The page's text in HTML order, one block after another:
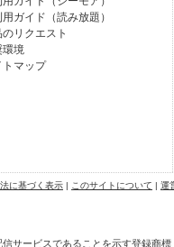
用ガイド（読み放題）
のリクエスト
環境
トマップ
に基づく表示 | このサイトについて | 運
サービスであることを示す登録商